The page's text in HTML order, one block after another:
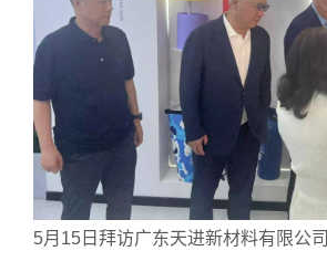
5月15日拜访广东天进新材料有限公司